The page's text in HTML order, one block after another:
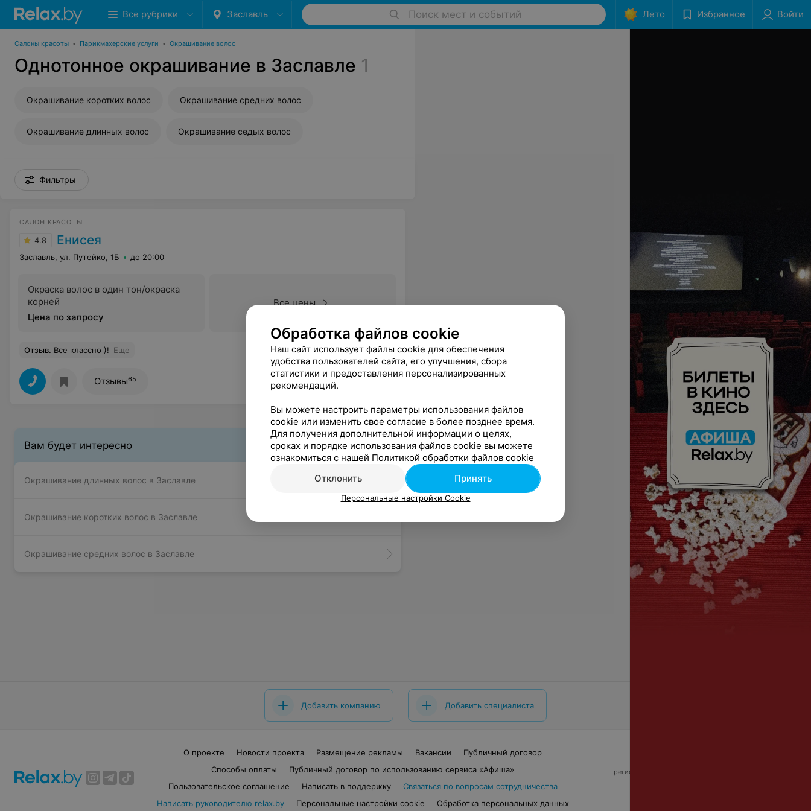
Все рубрики Заславль Поиск мест и событий Лето Избранное Войти
Салоны красоты • Парикмахерские услуги • Окрашивание волос
Однотонное окрашивание в Заславле 1
Окрашивание коротких волос Окрашивание средних волос
Окрашивание длинных волос Окрашивание седых волос
Фильтры
САЛОН КРАСОТЫ
4.8 Енисея
Заславль, ул. Путейко, 1Б до 20:00
Окраска волос в один тон/окраска
корней
Цена по запросу
Все цены
Отзыв. Все классно )! Еще
Отзывы65
Вам будет интересно
Окрашивание длинных волос в Заславле
Окрашивание коротких волос в Заславле
Окрашивание средних волос в Заславле
Добавить компанию Добавить специалиста
О проекте Новости проекта Размещение рекламы Вакансии
Публичный договор
Способы оплаты
Публичный договор по использованию сервиса «Афиша»
Пользовательское соглашение
Написать в поддержку
Связаться по вопросам сотрудничества
Написать руководителю relax.by
Персональные настройки cookie Обработка персональных данных
регистрирующий орган - Минский горисполком
Обработка файлов cookie
Наш сайт использует файлы cookie для обеспечения
удобства пользователей сайта, его улучшения, сбора
статистики и предоставления персонализированных
рекомендаций.
Вы можете настроить параметры использования файлов
cookie или изменить свое согласие в более позднее время.
Для получения дополнительной информации о целях,
сроках и порядке использования файлов cookie вы можете
ознакомиться с нашей Политикой обработки файлов cookie
Отклонить
Принять
Персональные настройки Cookie